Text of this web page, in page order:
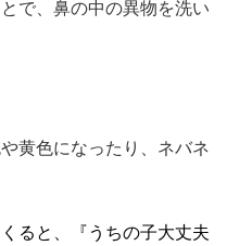
で、鼻の中の異物を洗い
黄色になったり、ネバネ
ると、『うちの子大丈夫